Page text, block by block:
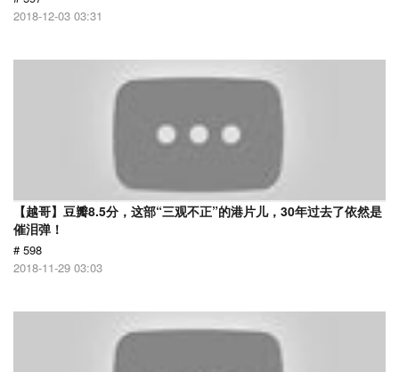
2018-12-03 03:31
【越哥】豆瓣8.5分，这部“三观不正”的港片儿，30年过去了依然是
催泪弹！
# 598
2018-11-29 03:03